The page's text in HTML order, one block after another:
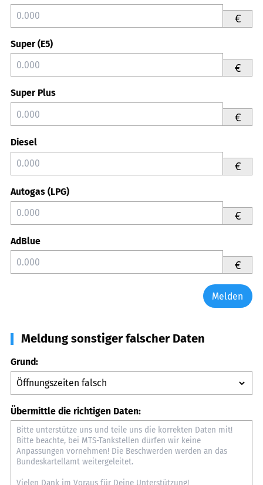
€
Super (E5)
€
Super Plus
€
Diesel
€
Autogas (LPG)
€
AdBlue
€
Melden
Meldung sonstiger falscher Daten
Grund:
Übermittle die richtigen Daten: